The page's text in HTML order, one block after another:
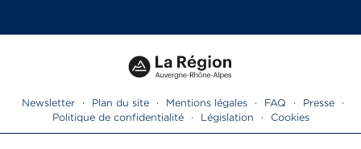
Newsletter · Plan du site · Mentions légales · FAQ · Presse
·
Politique de confidentialité
· Législation · Cookies